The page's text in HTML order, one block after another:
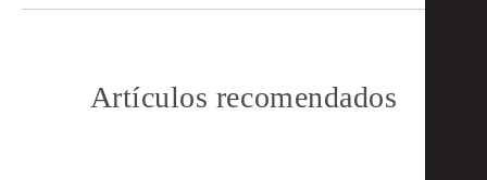
Artículos recomendados